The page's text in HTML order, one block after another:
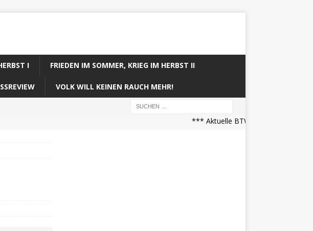
I FRIEDEN IM SOMMER, KRIEG IM HERBST II
VOLK WILL KEINEN RAUCH MEHR!
*** Aktuelle BTW21 Prognose